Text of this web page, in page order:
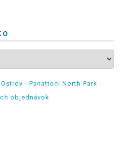
- Panattoni North Park -
objednávok